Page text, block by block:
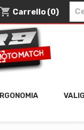
shopping_cart Carrello (0)